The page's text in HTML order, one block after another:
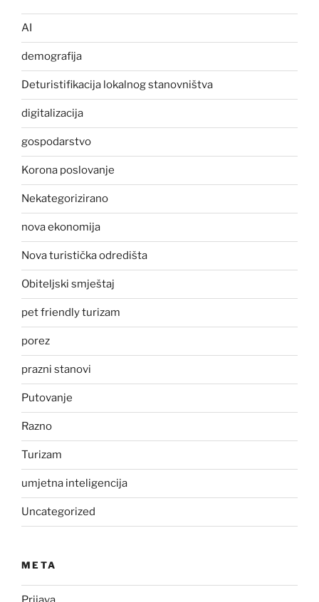
AI
demografija
Deturistifikacija lokalnog stanovništva
digitalizacija
gospodarstvo
Korona poslovanje
Nekategorizirano
nova ekonomija
Nova turistička odredišta
Obiteljski smještaj
pet friendly turizam
porez
prazni stanovi
Putovanje
Razno
Turizam
umjetna inteligencija
Uncategorized
META